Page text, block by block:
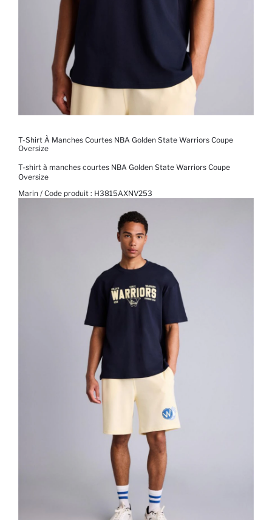
T-Shirt À Manches Courtes NBA Golden State Warriors Coupe
Oversize
T-shirt à manches courtes NBA Golden State Warriors Coupe
Oversize
Marin / Code produit : H3815AXNV253